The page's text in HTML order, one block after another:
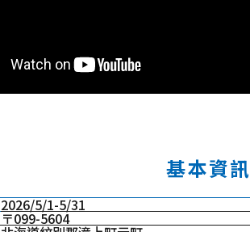
基本資訊
2026/5/1-5/31
〒099-5604